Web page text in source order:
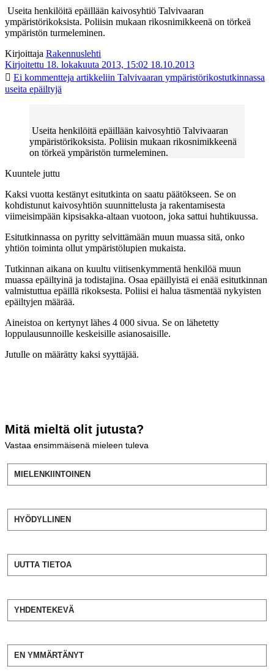
Useita henkilöitä epäillään kaivosyhtiö Talvivaaran
ympäristörikoksista. Poliisin mukaan rikosnimikkeenä on törkeä
ympäristön turmeleminen.
Kirjoittaja Rakennuslehti
Kirjoitettu 18. lokakuuta 2013, 15:02 18.10.2013
Ei kommentteja artikkeliin Talvivaaran ympäristörikostutkinnassa
useita epäiltyjä
Useita henkilöitä epäillään kaivosyhtiö Talvivaaran
ympäristörikoksista. Poliisin mukaan rikosnimikkeenä
on törkeä ympäristön turmeleminen.
Kuuntele juttu
Kaksi vuotta kestänyt esitutkinta on saatu päätökseen. Se on
kohdistunut kaivosyhtiön suunnittelusta ja rakentamisesta
viimeisimpään kipsisakka-altaan vuotoon, joka sattui huhtikuussa.
Esitutkinnassa on pyritty selvittämään muun muassa sitä, onko
yhtiön toiminta ollut ympäristölupien mukaista.
Tutkinnan aikana on kuultu viitisenkymmentä henkilöä muun
muassa epäiltyinä ja todistajina. Osaa epäillyistä ei enää esitutkinnan
valmistuttua epäillä rikoksesta. Poliisi ei halua täsmentää nykyisten
epäiltyjen määrää.
Aineistoa on kertynyt lähes 4 000 sivua. Se on lähetetty
loppulausunnoille keskeisille asianosaisille.
Jutulle on määrätty kaksi syyttäjää.
Mitä mieltä olit jutusta?
Vastaa ensimmäisenä mieleen tuleva
MIELENKIINTOINEN
HYÖDYLLINEN
UUTTA TIETOA
YHDENTEKEVÄ
EN YMMÄRTÄNYT